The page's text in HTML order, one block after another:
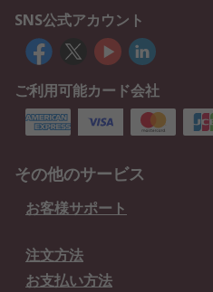
SNS公式アカウント
ご利用可能カード会社
その他のサービス
お客様サポート
注文方法
お支払い方法